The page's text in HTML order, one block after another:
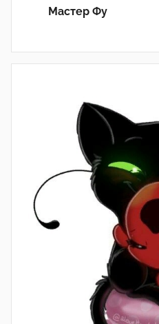
Мастер Фу